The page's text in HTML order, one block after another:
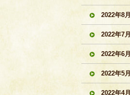
2022年8月
2022年7月
2022年6月
2022年5月
2022年4月